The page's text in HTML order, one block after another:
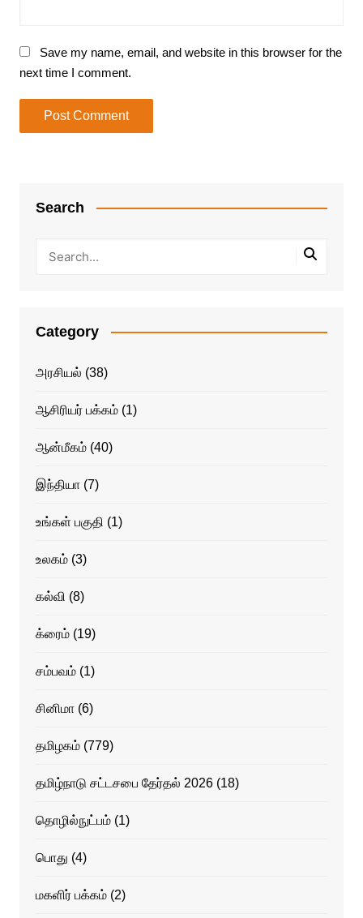
Save my name, email, and website in this browser for the
next time I comment.
Search
Category
அரசியல் (38)
ஆசிரியர் பக்கம்(1)
ஆன்மீகம்(40)
இந்தியா(7)
உங்கள் பகுதி (1)
உலகம்(3)
கல்வி (8)
க்ரைம்(19)
சம்பவம்(1)
சினிமா(6)
தமிழகம்(779)
தமிழ்நாடு சட்டசபை தேர்தல் 2026(18)
தொழில்நுட்பம்(1)
பொது (4)
மகளிர் பக்கம்(2)